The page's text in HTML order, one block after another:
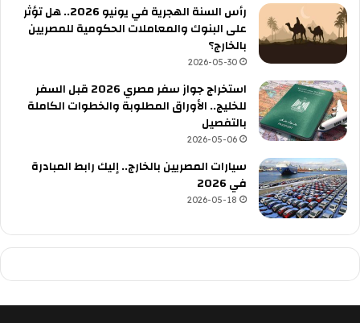
رأس السنة الهجرية في يونيو 2026.. هل تؤثر
على البنوك والمعاملات الحكومية للمصريين
بالخارج؟
2026-05-30
استخراج جواز سفر مصري 2026 قبل السفر
للخليج.. الأوراق المطلوبة والخطوات الكاملة
بالتفصيل
2026-05-06
سيارات المصريين بالخارج.. إليك رابط المبادرة
في 2026
2026-05-18